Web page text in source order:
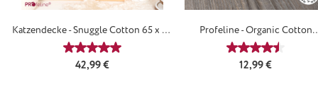
Katzendecke - Snuggle Cotton 65 x 50
cmDurchschnittliche Bewertung von 5 von 5 Sternen
Regulärer Preis:
42,99 €
Profeline - Organic Cotton
SnuggleCloud
Regulärer Preis:
12,99 €